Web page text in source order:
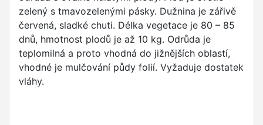
zelený s tmavozelenými pásky. Dužnina je zářivě
červená, sladké chuti. Délka vegetace je 80 – 85
dnů, hmotnost plodů je až 10 kg. Odrůda je
teplomilná a proto vhodná do jižnějších oblastí,
vhodné je mulčování půdy folií. Vyžaduje dostatek
vláhy.